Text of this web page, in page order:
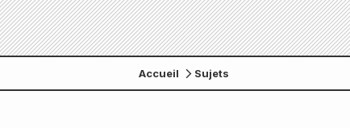
Accueil Sujets